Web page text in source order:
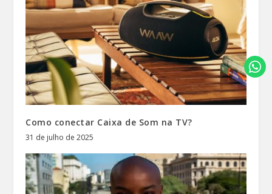
Como conectar Caixa de Som na TV?
31 de julho de 2025